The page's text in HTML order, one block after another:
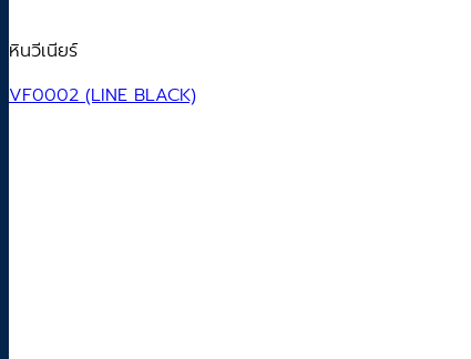
หินวีเนียร์
VF0002 (LINE BLACK)